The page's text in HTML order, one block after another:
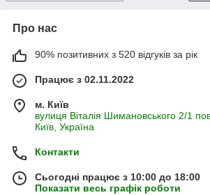
Про нас
90% позитивних з 520 відгуків за рік
Працює з 02.11.2022
м. Київ
вулиця Віталія Шимановського 2/1
Київ, Україна
Контакти
Сьогодні працює з 10:00 до 18:00
Показати весь графік роботи